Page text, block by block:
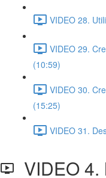
VIDEO 28.
VIDEO 29.
(10:59)
VIDEO 30.
(15:25)
VIDEO 31.
VIDEO